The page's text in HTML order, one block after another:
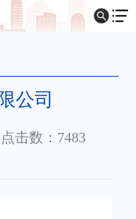
公司
点击数：7483